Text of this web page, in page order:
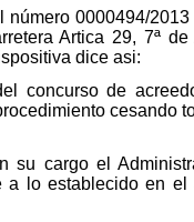
0000494/
Artica 29, 7ª
dice asi:
concurso de
cesando
su cargo el
a lo establecido en